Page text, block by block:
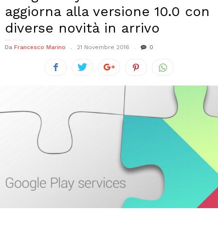
aggiorna alla versione 10.0 con
diverse novità in arrivo
Da Francesco Marino 21 Novembre 2016 0